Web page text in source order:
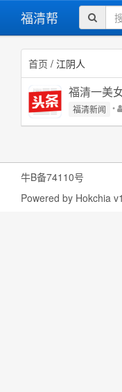
福清帮
首页 / 江阴人
福清一美
福清新闻 •
牛B备74110号
Powered by Hokchia